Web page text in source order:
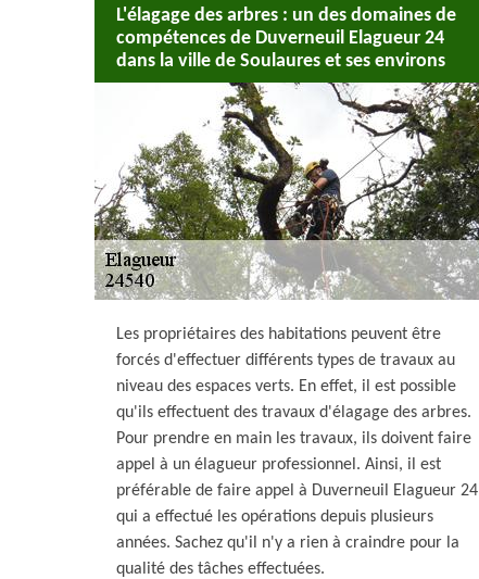
L'élagage des arbres : un des domaines de
compétences de Duverneuil Elagueur 24
dans la ville de Soulaures et ses environs
Les propriétaires des habitations peuvent être
forcés d'effectuer différents types de travaux au
niveau des espaces verts. En effet, il est possible
qu'ils effectuent des travaux d'élagage des arbres.
Pour prendre en main les travaux, ils doivent faire
appel à un élagueur professionnel. Ainsi, il est
préférable de faire appel à Duverneuil Elagueur 24
qui a effectué les opérations depuis plusieurs
années. Sachez qu'il n'y a rien à craindre pour la
qualité des tâches effectuées.